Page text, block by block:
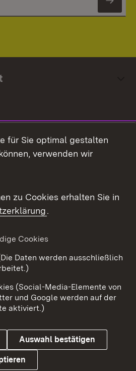
Kontakt
Datenschutz
für Sie optimal gestalten
verwenden wir
zu Cookies erhalten Sie in
.
Cookies
Daten werden ausschließlich
(Social-Media-Elemente von
und Google werden auf der
aktiviert.)
Auswahl bestätigen